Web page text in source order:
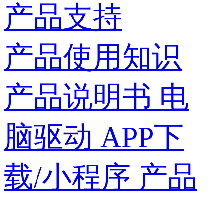
产品支持
产品使用知识
产品说明书 电
脑驱动 APP下
载/小程序 产品